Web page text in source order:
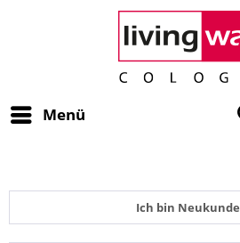
Menü
Ich bin Neukunde